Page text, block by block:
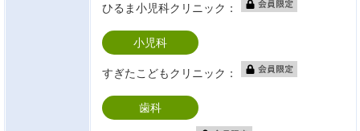
ひるま小児科クリニック：
小児科
すぎたこどもクリニック：
歯科